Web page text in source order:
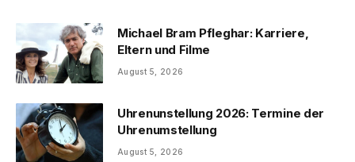
Michael Bram Pfleghar: Karriere,
Eltern und Filme
August 5, 2026
Uhrenunstellung 2026: Termine der
Uhrenumstellung
August 5, 2026